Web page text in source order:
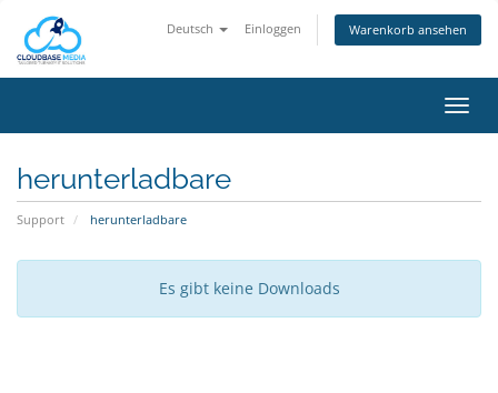
Deutsch Einloggen Warenkorb ansehen
ein-/
herunterladbare
Support herunterladbare
Es gibt keine Downloads